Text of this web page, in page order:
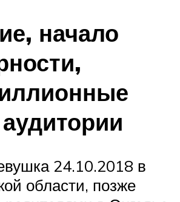
начало
24.10.2018 в
области, позже